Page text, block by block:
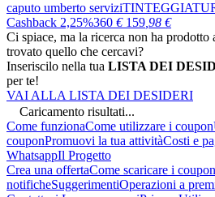
caputo umberto servizi
Cashback 2,25%360 € 159 ,98 €
Ci spiace, ma la ricerca non ha prodotto
trovato quello che cercavi?
Inseriscilo nella tua LISTA DEI
per te!
VAI ALLA LISTA DEI DESIDERI
Caricamento risultati...
Come funzionaCome utilizzare i coupon
couponPromuovi la tua attivitàCosti e
WhatsappIl Progetto
Crea una offertaCome scaricare i coupon
notificheSuggerimentiOperazioni a